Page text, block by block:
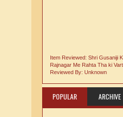
Item Reviewed: Shri Gusaniji
Rajnagar Me Rahta Tha ki
Reviewed By: Unknown
POPULAR ARCHIVE